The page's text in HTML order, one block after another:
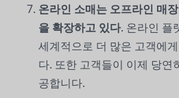
온라인 소매는 오프라인 매
을 확장하고 있다. 온라인 플
세계적으로 더 많은 고객에
다. 또한 고객들이 이제 당연
공합니다.